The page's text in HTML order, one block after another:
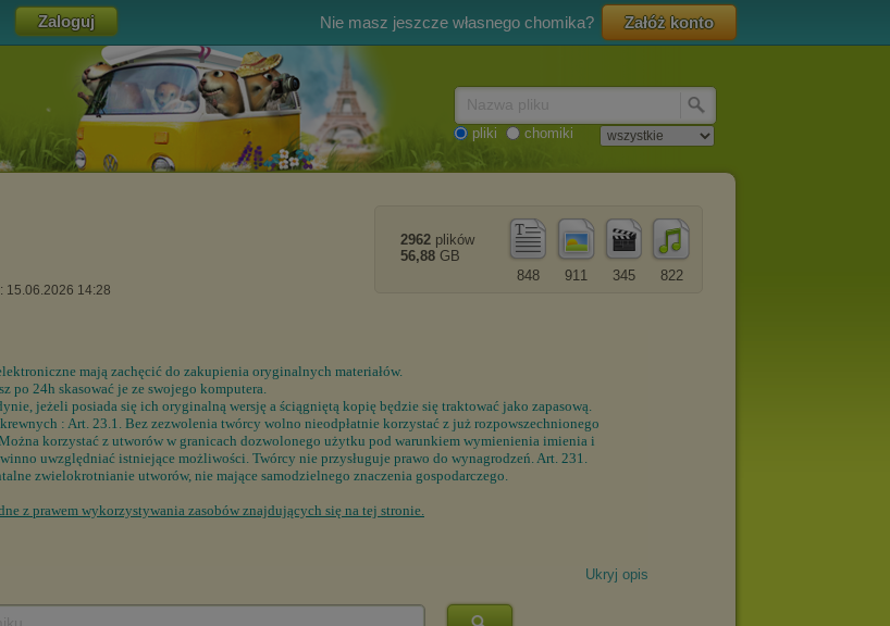
Nie masz jeszcze własnego chomika? Załóż konto
pliki chomiki
15.06.2026 14:28
822
345
911
848
2962 plików
56,88 GB
Ukryj opis